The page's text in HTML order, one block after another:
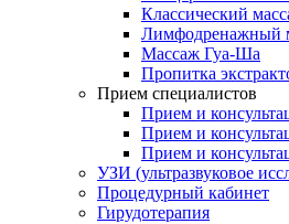
Классический
Лимфодренажный
Массаж Гуа-Ша
Пропитка
Прием специалистов
Прием и
Прием и
Прием и
УЗИ (ультразвуковое
Процедурный кабинет
Гирудотерапия